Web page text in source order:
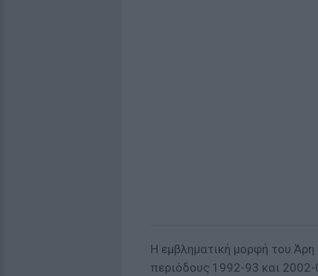
Η εμβληματική μορφή του
περιόδους 1992-93 και 2002-